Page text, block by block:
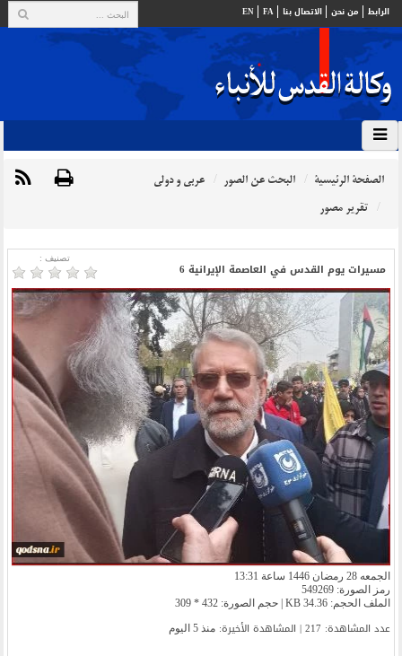
الرابط من نحن الاتصال بنا FA
EN
الصفحة الرئيسية البحث عن الصور
عربي و دولي
تقرير مصور
تصنیف :
مسيرات يوم القدس في العاصمة الإيرانية 6
الجمعه 28 رمضان 1446 ساعة 13:31
رمز الصورة: 549269
الملف الحجم: 34.36 KB | حجم الصورة: 432 * 309
عدد المشاهدة: 217 | المشاهدة الأخیرة: منذ 5 اليوم